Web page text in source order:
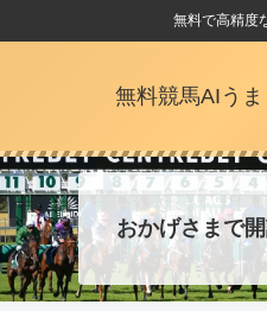
無料で高精度
無料競馬AIう
おかげさまで